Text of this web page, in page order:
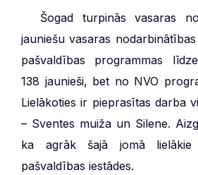
Šogad turpinās vasaras
jauniešu vasaras
pašvaldības programmas
138 jaunieši, bet no NVO
Lielākoties ir pieprasītas darba
– Sventes muiža un Silene.
ka agrāk šajā jomā
pašvaldības iestādes.